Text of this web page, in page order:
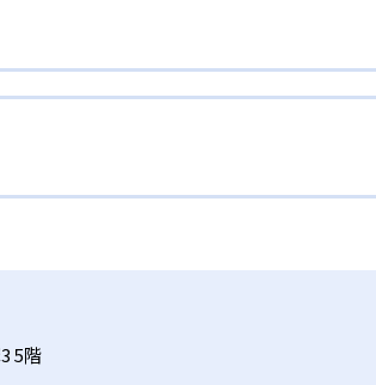
グスクール「Tech Kids School」が監
アルタイムで取得して把握することで
オリジナル教材を使ったメインパートで
的なコーディングに挑戦していく。学習
グラミングの基礎概念を体感的に学ぶ
ングの基礎を網羅的に習得していく。
クターの存在や、学習を進めると新し
どもが夢中になれる要素が満載。集中
プログラミングを学びたい人
ムなどを作りながら楽しくプログラミ
ィングに挑戦していく。カリキュラムは
を通して達成感を味わいながら、大学入
くことができる。
高い教材によって子どもの興味を引き出
あるため、飽きずに長期的な学習が続け
校での学びや将来の進路選択に役立つ
室ごとに確認が必要だ。機材の購入は
い。
5階